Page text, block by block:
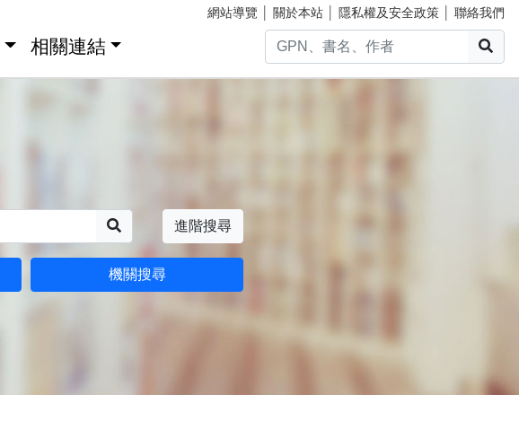
網站導覽 關於本站 隱私權及安全政策 聯絡我們
相關連結
進階搜尋
機關搜尋